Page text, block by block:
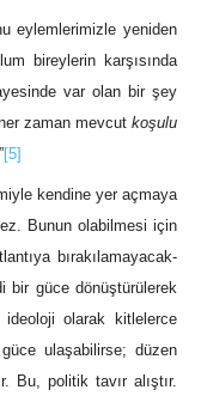
eylemlerimizle yeniden
bireylerin karşısında
var olan bir şey
zaman mevcut koşulu
[5]
kendine yer açmaya
Bunun olabilmesi için
bırakılamayacak-
bir güce dönüştürülerek
olarak kitlelerce
ulaşabilirse; düzen
Bu, politik tavır alıştır.